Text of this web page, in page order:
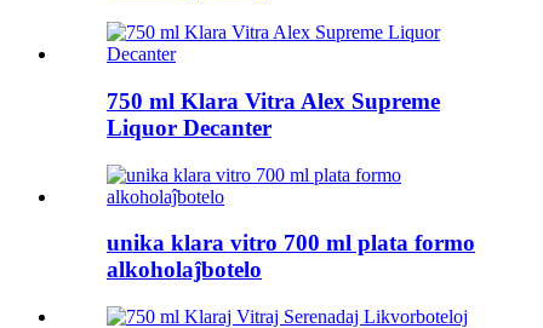
750 ml Klara Vitra Alex Supreme
Liquor Decanter
unika klara vitro 700 ml plata formo
alkoholaĵbotelo